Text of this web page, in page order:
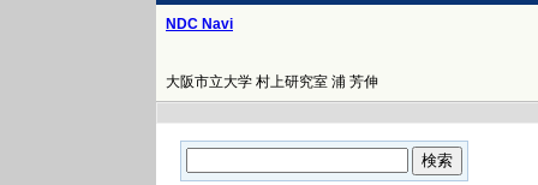
NDC Navi
大阪市立大学 村上研究室 浦 芳伸